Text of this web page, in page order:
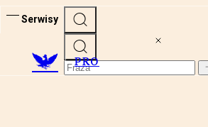
Serwisy
PRO